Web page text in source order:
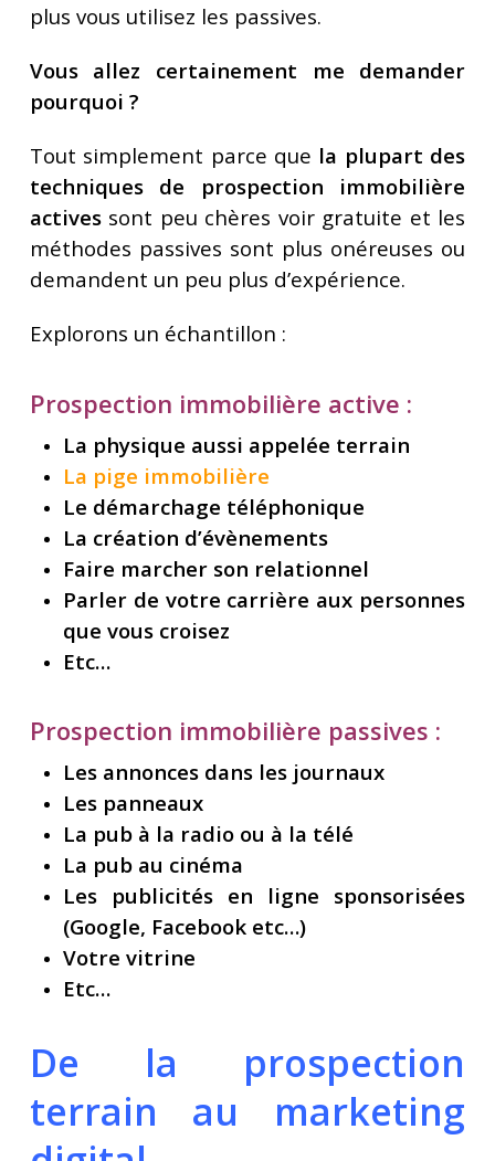
plus vous utilisez les passives.
Vous allez certainement me demander
pourquoi ?
Tout simplement parce que la plupart des
techniques de prospection immobilière
activessont peu chères voir gratuite et les
méthodes passives sont plus onéreuses ou
demandent un peu plus d’expérience.
Explorons un échantillon :
Prospection immobilière active :
La physique aussi appelée terrain
La pige immobilière
Le démarchage téléphonique
La création d’évènements
Faire marcher son relationnel
Parler de votre carrière aux personnes
que vous croisez
Etc…
Prospection immobilière passives :
Les annonces dans les journaux
Les panneaux
La pub à la radio ou à la télé
La pub au cinéma
Les publicités en ligne sponsorisées
(Google, Facebook etc…)
Votre vitrine
Etc…
De la prospection
terrain au marketing